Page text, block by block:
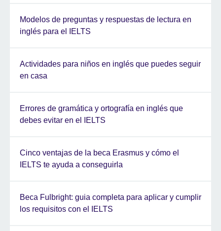
Modelos de preguntas y respuestas de lectura en
inglés para el IELTS
Actividades para niños en inglés que puedes seguir
en casa
Errores de gramática y ortografía en inglés que
debes evitar en el IELTS
Cinco ventajas de la beca Erasmus y cómo el
IELTS te ayuda a conseguirla
Beca Fulbright: guia completa para aplicar y cumplir
los requisitos con el IELTS